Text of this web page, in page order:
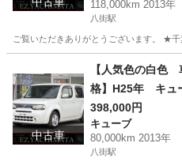
118,000km 2013年
八街駅
ご覧いただきありがとうございます。 ★
八街駅 AZ-ワゴ
中古車
【人気色の白色
格】H25年 キ
398,000円
キューブ
80,000km 2013年
八街駅